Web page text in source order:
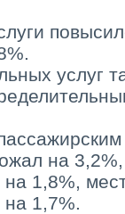
услуг
на
на 1,8%,
на 1,7%.